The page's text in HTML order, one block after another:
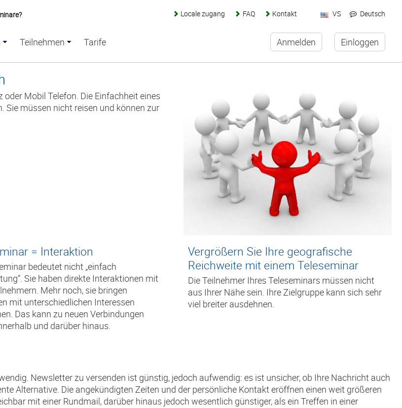
Mobil Telefon. Die Einfachheit eines
Sie müssen nicht reisen und können zur
= Interaktion
bedeutet nicht „einfach
Sie haben direkte Interaktionen mit
Mehr noch, sie bringen
mit unterschiedlichen Interessen
Das kann zu neuen Verbindungen
und darüber hinaus.
Vergrößern Sie Ihre geografische
Reichweite mit einem Teleseminar
Die Teilnehmer Ihres Teleseminars müssen nicht
aus Ihrer Nähe sein. Ihre Zielgruppe kann sich sehr
viel breiter ausdehnen.
Newsletter zu versenden ist günstig, jedoch aufwendig: es ist unsicher, ob Ihre Nachricht auch
Alternative. Die angekündigten Zeiten und der persönliche Kontakt eröffnen einen weit größeren
mit einer Rundmail, darüber hinaus jedoch wesentlich günstiger, als ein Treffen in einer
VS Deutsch
Locale zugang FAQ Kontakt
Teilnehmen Tarife Anmelden Einloggen